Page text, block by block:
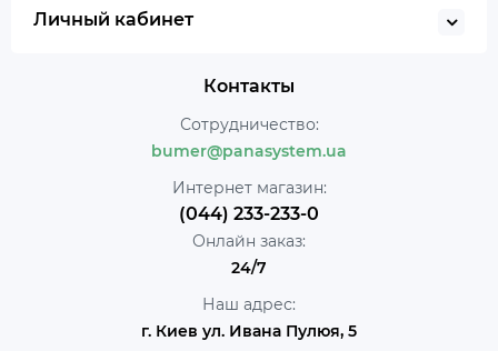
Личный кабинет
Контакты
Сотрудничество:
bumer@panasystem.ua
Интернет магазин:
(044) 233-233-0
Онлайн заказ:
24/7
Наш адрес:
г. Киев ул. Ивана Пулюя, 5